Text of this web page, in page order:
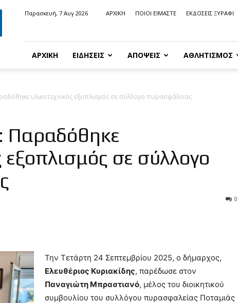
Παρασκευή, 7 Αυγ 2026 ΑΡΧΙΚΗ ΠΟΙΟΙ ΕΙΜΑΣΤΕ ΕΚΔΟΣΕΙΣ ΞΥΡΑΦΙ
ΑΡΧΙΚΗ ΕΙΔΗΣΕΙΣ ΑΠΟΨΕΙΣ ΑΘΛΗΤΙΣΜΟΣ
υλικοτεχνικός εξοπλισμός σε σύλλογο πυρασφάλειας
Παραδόθηκε
εξοπλισμός σε σύλλογο
0
Την Τετάρτη 24 Σεπτεμβρίου 2025, ο δήμαρχος,
Ελευθέριος Κυριακίδης, παρέδωσε στον
Παναγιώτη Μπραστιανό, μέλος του διοικητικού
συμβουλίου του συλλόγου πυρασφαλείας Ποταμιάς